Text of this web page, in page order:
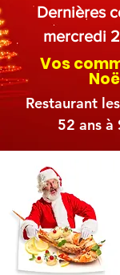
Dernières
mercredi
Vos
Restaurant
52 ans à